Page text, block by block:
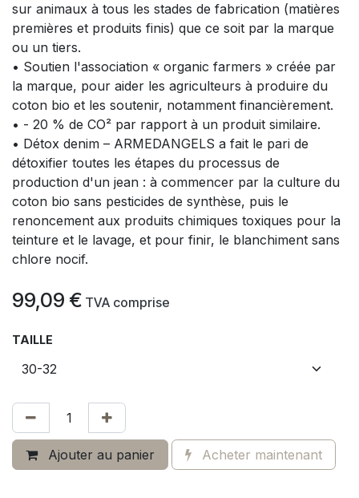
sur animaux à tous les stades de fabrication (matières
premières et produits finis) que ce soit par la marque
ou un tiers.
• Soutien l'association « organic farmers » créée par
la marque, pour aider les agriculteurs à produire du
coton bio et les soutenir, notamment financièrement.
• - 20 % de CO² par rapport à un produit similaire.
• Détox denim – ARMEDANGELS a fait le pari de
détoxifier toutes les étapes du processus de
production d'un jean : à commencer par la culture du
coton bio sans pesticides de synthèse, puis le
renoncement aux produits chimiques toxiques pour la
teinture et le lavage, et pour finir, le blanchiment sans
chlore nocif.
99,09 € TVA comprise
TAILLE
Ajouter au panier Acheter maintenant